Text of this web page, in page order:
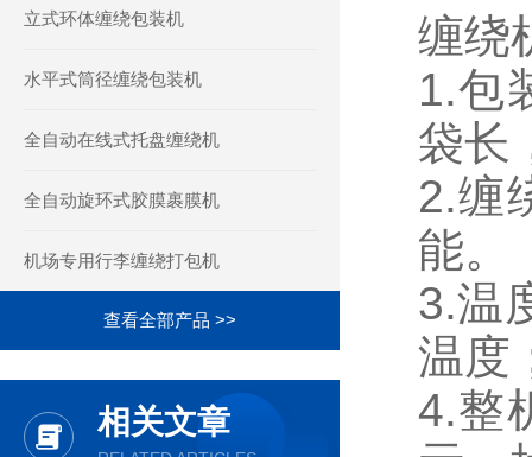
立式环体缠绕包装机
水平式筒径缠绕包装机
全自动在线式托盘缠绕机
全自动旋环式胶膜裹膜机
机场专用行李缠绕打包机
查看全部产品 >>
相关文章
缠绕
1.包
袋长
2.缠
能。
3.温
温度
4.整